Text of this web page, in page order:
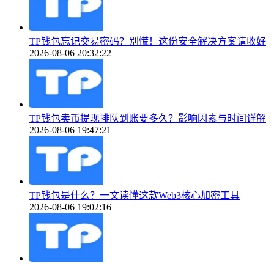
TP钱包忘记交易密码？别慌！这份安全解决方案请收好
2026-08-06 20:32:22
TP钱包卖币提现排队到账要多久？影响因素与时间详解
2026-08-06 19:47:21
TP钱包是什么？一文读懂这款Web3核心加密工具
2026-08-06 19:02:16